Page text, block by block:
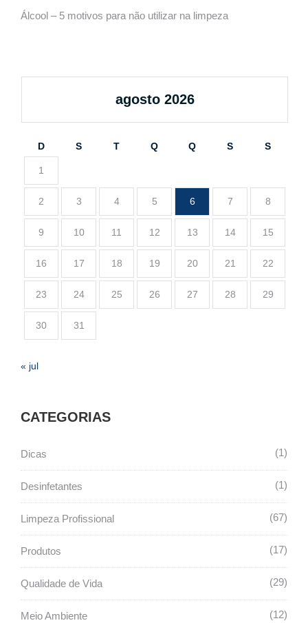
Álcool – 5 motivos para não utilizar na limpeza
agosto 2026
D S T Q Q S S
1
2 3 4 5 6 7 8
9 10 11 12 13 14 15
16 17 18 19 20 21 22
23 24 25 26 27 28 29
30 31
« jul
CATEGORIAS
Dicas 1
Desinfetantes 1
Limpeza Profissional 67
Produtos 17
Qualidade de Vida 29
Meio Ambiente 12